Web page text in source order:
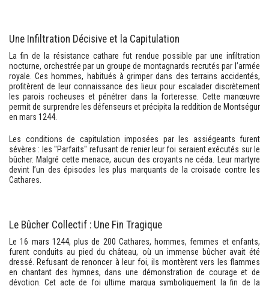
Une Infiltration Décisive et la Capitulation
La fin de la résistance cathare fut rendue possible par une infiltration
nocturne, orchestrée par un groupe de montagnards recrutés par l’armée
royale. Ces hommes, habitués à grimper dans des terrains accidentés,
profitèrent de leur connaissance des lieux pour escalader discrètement
les parois rocheuses et pénétrer dans la forteresse. Cette manœuvre
permit de surprendre les défenseurs et précipita la reddition de Montségur
en mars 1244.
Les conditions de capitulation imposées par les assiégeants furent
sévères : les "Parfaits" refusant de renier leur foi seraient exécutés sur le
bûcher. Malgré cette menace, aucun des croyants ne céda. Leur martyre
devint l’un des épisodes les plus marquants de la croisade contre les
Cathares.
Le Bûcher Collectif : Une Fin Tragique
Le 16 mars 1244, plus de 200 Cathares, hommes, femmes et enfants,
furent conduits au pied du château, où un immense bûcher avait été
dressé. Refusant de renoncer à leur foi, ils montèrent vers les flammes
en chantant des hymnes, dans une démonstration de courage et de
dévotion. Cet acte de foi ultime marqua symboliquement la fin de la